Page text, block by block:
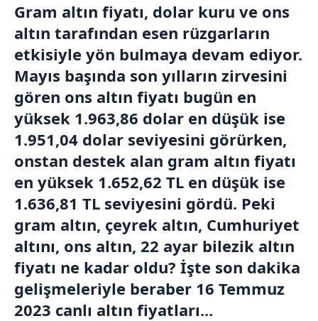
Gram altın fiyatı, dolar kuru ve ons
altın tarafından esen rüzgarların
etkisiyle yön bulmaya devam ediyor.
Mayıs başında son yılların zirvesini
gören ons altın fiyatı bugün en
yüksek 1.963,86 dolar en düşük ise
1.951,04 dolar seviyesini görürken,
onstan destek alan gram altın fiyatı
en yüksek 1.652,62 TL en düşük ise
1.636,81 TL seviyesini gördü. Peki
gram altın, çeyrek altın, Cumhuriyet
altını, ons altın, 22 ayar bilezik altın
fiyatı ne kadar oldu? İşte son dakika
gelişmeleriyle beraber 16 Temmuz
2023 canlı altın fiyatları...